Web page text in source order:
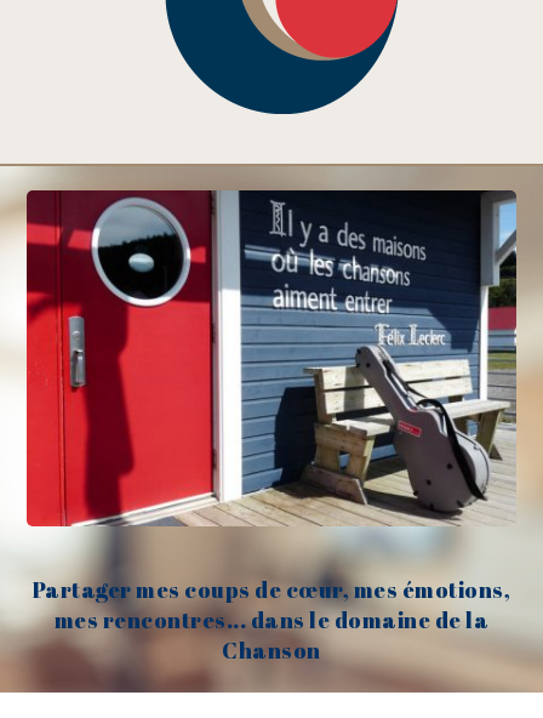
Partager mes coups de cœur, mes émotions,
mes rencontres... dans le domaine de la
Chanson